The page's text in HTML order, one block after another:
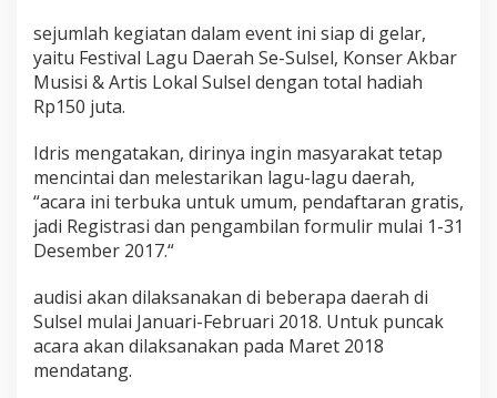
a
h
R
e
m
a
n
A
l
m
,
B
e
sejumlah kegiatan dalam event ini siap di gelar,
yaitu Festival Lagu Daerah Se-Sulsel, Konser Akbar
Musisi & Artis Lokal Sulsel dengan total hadiah
Rp150 juta.
Idris mengatakan, dirinya ingin masyarakat tetap
mencintai dan melestarikan lagu-lagu daerah,
“acara ini terbuka untuk umum, pendaftaran gratis,
jadi Registrasi dan pengambilan formulir mulai 1-31
Desember 2017.“
audisi akan dilaksanakan di beberapa daerah di
Sulsel mulai Januari-Februari 2018. Untuk puncak
acara akan dilaksanakan pada Maret 2018
mendatang.